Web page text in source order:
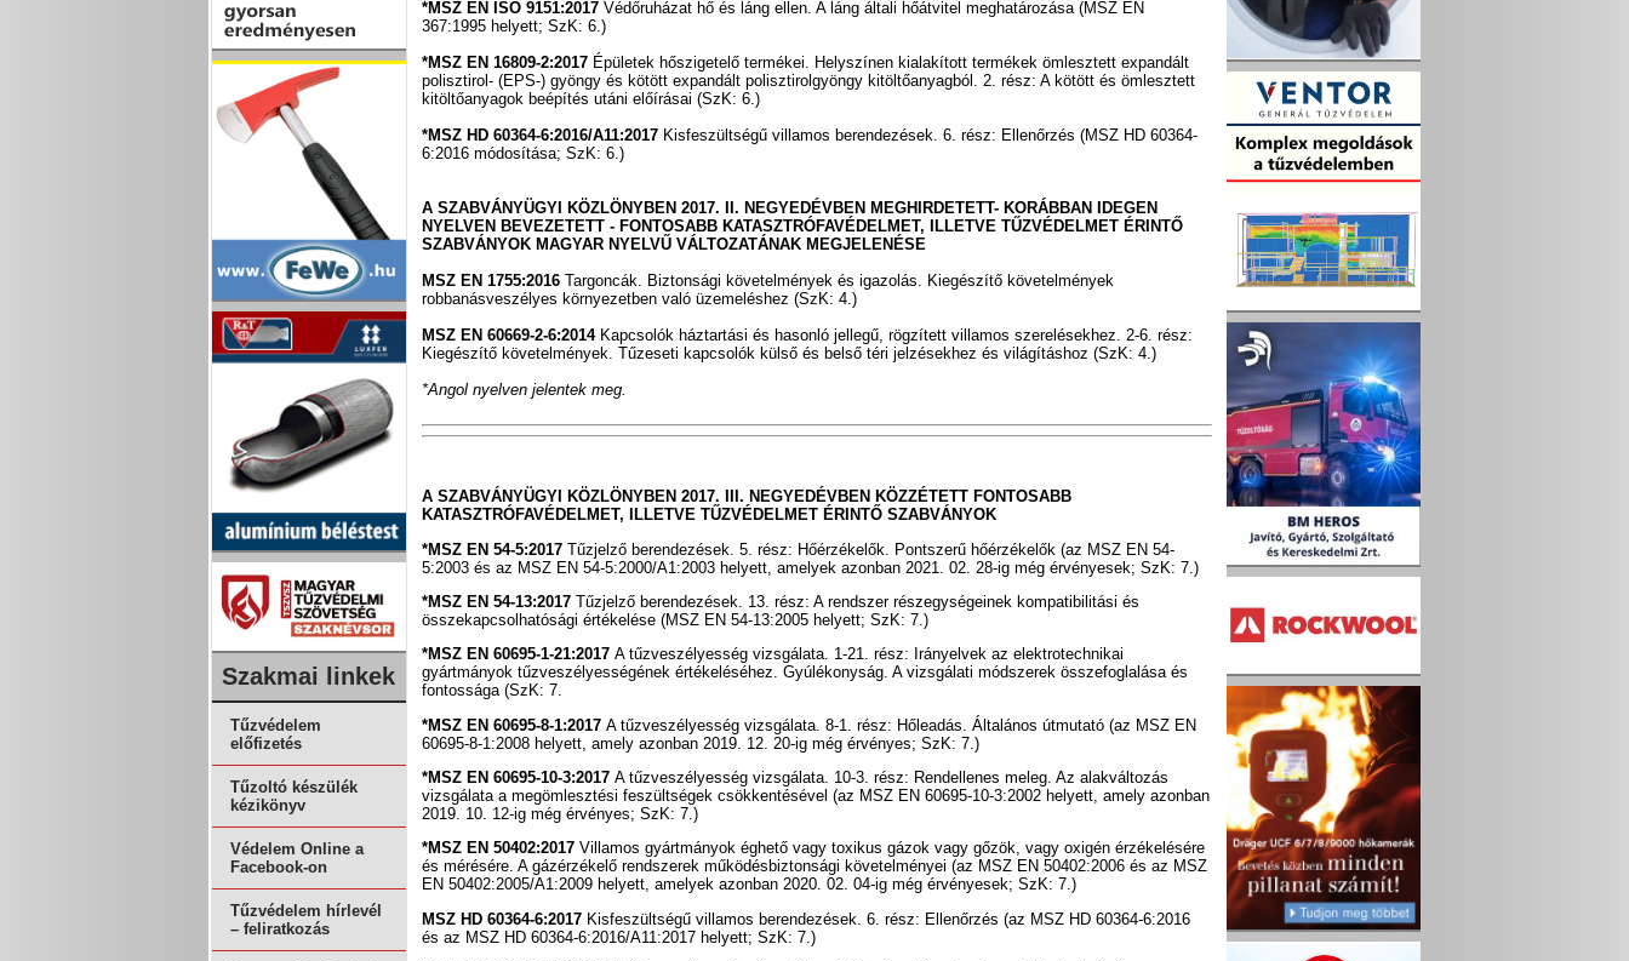
Szakmai linkek
Tűzvédelem
előfizetés
Tűzoltó készülék
kézikönyv
Védelem Online a
Facebook-on
Tűzvédelem hírlevél
– feliratkozás
*MSZ EN ISO 9151:2017 Védőruházat hő és láng ellen. A láng általi hőátvitel meghatározása (MSZ EN
367:1995 helyett; SzK: 6.)
*MSZ EN 16809-2:2017 Épületek hőszigetelő termékei. Helyszínen kialakított termékek ömlesztett expandált
polisztirol- (EPS-) gyöngy és kötött expandált polisztirolgyöngy kitöltőanyagból. 2. rész: A kötött és ömlesztett
kitöltőanyagok beépítés utáni előírásai (SzK: 6.)
*MSZ HD 60364-6:2016/A11:2017 Kisfeszültségű villamos berendezések. 6. rész: Ellenőrzés (MSZ HD 60364-
6:2016 módosítása; SzK: 6.)
A SZABVÁNYÜGYI KÖZLÖNYBEN 2017. II. NEGYEDÉVBEN MEGHIRDETETT- KORÁBBAN IDEGEN
NYELVEN BEVEZETETT - FONTOSABB KATASZTRÓFAVÉDELMET, ILLETVE TŰZVÉDELMET ÉRINTŐ
SZABVÁNYOK MAGYAR NYELVŰ VÁLTOZATÁNAK MEGJELENÉSE
MSZ EN 1755:2016 Targoncák. Biztonsági követelmények és igazolás. Kiegészítő követelmények
robbanásveszélyes környezetben való üzemeléshez (SzK: 4.)
MSZ EN 60669-2-6:2014Kapcsolók háztartási és hasonló jellegű, rögzített villamos szerelésekhez. 2-6. rész:
Kiegészítő követelmények. Tűzeseti kapcsolók külső és belső téri jelzésekhez és világításhoz (SzK: 4.)
*Angol nyelven jelentek meg.
A SZABVÁNYÜGYI KÖZLÖNYBEN 2017. III. NEGYEDÉVBEN KÖZZÉTETT FONTOSABB
KATASZTRÓFAVÉDELMET, ILLETVE TŰZVÉDELMET ÉRINTŐ SZABVÁNYOK
*MSZ EN 54-5:2017Tűzjelző berendezések. 5. rész: Hőérzékelők. Pontszerű hőérzékelők (az MSZ EN 54-
5:2003 és az MSZ EN 54-5:2000/A1:2003 helyett, amelyek azonban 2021. 02. 28-ig még érvényesek; SzK: 7.)
*MSZ EN 54-13:2017Tűzjelző berendezések. 13. rész: A rendszer részegységeinek kompatibilitási és
összekapcsolhatósági értékelése (MSZ EN 54-13:2005 helyett; SzK: 7.)
*MSZ EN 60695-1-21:2017A tűzveszélyesség vizsgálata. 1-21. rész: Irányelvek az elektrotechnikai
gyártmányok tűzveszélyességének értékeléséhez. Gyúlékonyság. A vizsgálati módszerek összefoglalása és
fontossága (SzK: 7.
*MSZ EN 60695-8-1:2017A tűzveszélyesség vizsgálata. 8-1. rész: Hőleadás. Általános útmutató (az MSZ EN
60695-8-1:2008 helyett, amely azonban 2019. 12. 20-ig még érvényes; SzK: 7.)
*MSZ EN 60695-10-3:2017A tűzveszélyesség vizsgálata. 10-3. rész: Rendellenes meleg. Az alakváltozás
vizsgálata a megömlesztési feszültségek csökkentésével (az MSZ EN 60695-10-3:2002 helyett, amely azonban
2019. 10. 12-ig még érvényes; SzK: 7.)
*MSZ EN 50402:2017Villamos gyártmányok éghető vagy toxikus gázok vagy gőzök, vagy oxigén érzékelésére
és mérésére. A gázérzékelő rendszerek működésbiztonsági követelményei (az MSZ EN 50402:2006 és az MSZ
EN 50402:2005/A1:2009 helyett, amelyek azonban 2020. 02. 04-ig még érvényesek; SzK: 7.)
MSZ HD 60364-6:2017 Kisfeszültségű villamos berendezések. 6. rész: Ellenőrzés (az MSZ HD 60364-6:2016
és az MSZ HD 60364-6:2016/A11:2017 helyett; SzK: 7.)